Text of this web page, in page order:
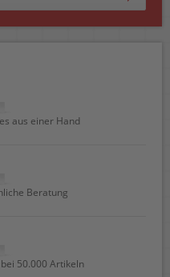
aus einer Hand
Beratung
50.000 Artikeln